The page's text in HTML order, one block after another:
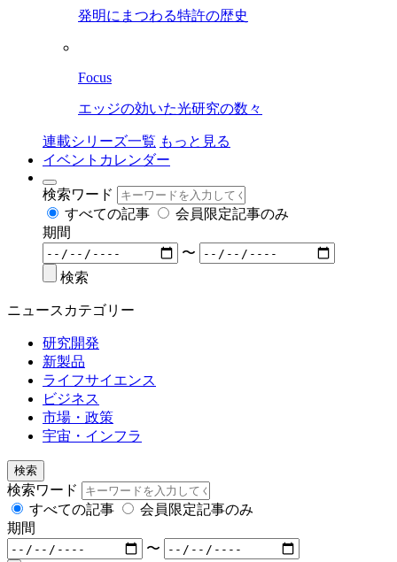
発明にまつわる特許の歴史
Focus
エッジの効いた光研究の数々
連載シリーズ一覧 もっと見る
イベントカレンダー
検索ワード
すべての記事
会員限定記事のみ
期間
〜
検索
ニュースカテゴリー
研究開発
新製品
ライフサイエンス
ビジネス
市場・政策
宇宙・インフラ
検索
検索ワード
すべての記事
会員限定記事のみ
期間
〜